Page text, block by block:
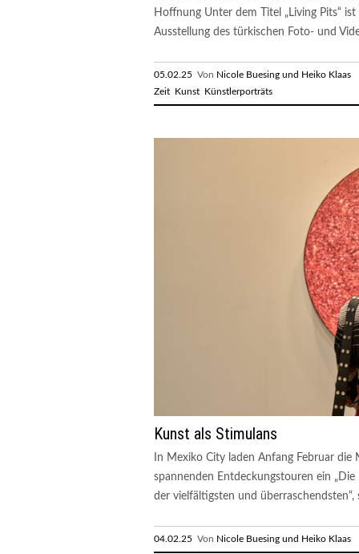
Hoffnung Unter dem Titel „Living Pits“
Ausstellung des türkischen Foto- und
05.02.25 Von Nicole Buesing und Heiko Klaas
Zeit Kunst Künstlerporträts
Kunst als Stimulans
In Mexiko City laden Anfang Februar
spannenden Entdeckungstouren ein
der vielfältigsten und überraschendsten“,
04.02.25 Von Nicole Buesing und Heiko Klaas